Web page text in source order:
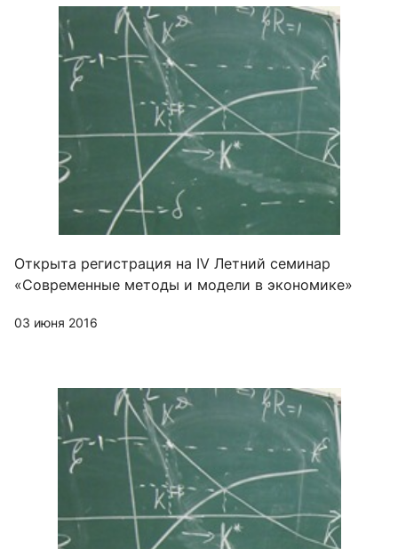
Открыта регистрация на IV Летний семинар
«Современные методы и модели в экономике»
03 июня 2016